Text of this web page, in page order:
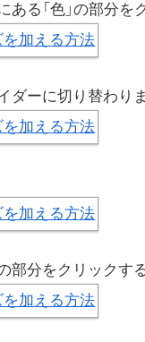
ある「色」の部分を
ダーに切り替わり
の部分をクリック